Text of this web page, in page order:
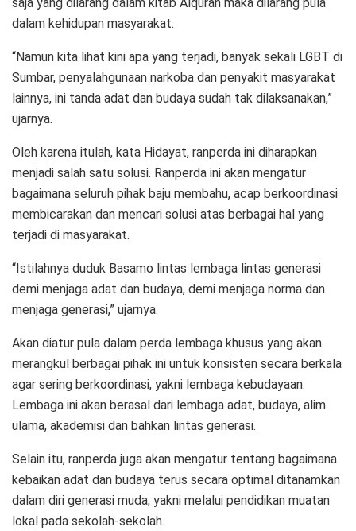
saja yang dilarang dalam kitab Alquran maka dilarang pula
dalam kehidupan masyarakat.
“Namun kita lihat kini apa yang terjadi, banyak sekali LGBT di
Sumbar, penyalahgunaan narkoba dan penyakit masyarakat
lainnya, ini tanda adat dan budaya sudah tak dilaksanakan,”
ujarnya.
Oleh karena itulah, kata Hidayat, ranperda ini diharapkan
menjadi salah satu solusi. Ranperda ini akan mengatur
bagaimana seluruh pihak baju membahu, acap berkoordinasi
membicarakan dan mencari solusi atas berbagai hal yang
terjadi di masyarakat.
“Istilahnya duduk Basamo lintas lembaga lintas generasi
demi menjaga adat dan budaya, demi menjaga norma dan
menjaga generasi,” ujarnya.
Akan diatur pula dalam perda lembaga khusus yang akan
merangkul berbagai pihak ini untuk konsisten secara berkala
agar sering berkoordinasi, yakni lembaga kebudayaan.
Lembaga ini akan berasal dari lembaga adat, budaya, alim
ulama, akademisi dan bahkan lintas generasi.
Selain itu, ranperda juga akan mengatur tentang bagaimana
kebaikan adat dan budaya terus secara optimal ditanamkan
dalam diri generasi muda, yakni melalui pendidikan muatan
lokal pada sekolah-sekolah.